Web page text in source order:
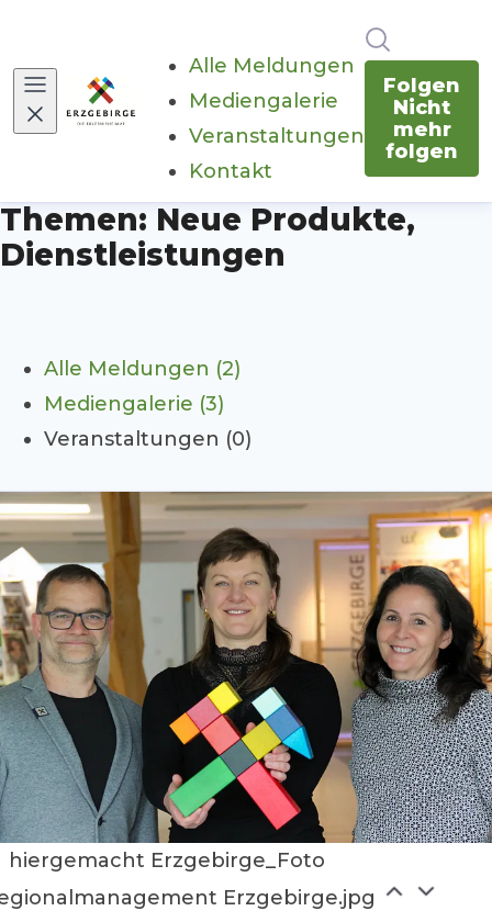
Alle Meldungen
Mediengalerie
Veranstaltungen
Kontakt
Folgen
Nicht
mehr
folgen
Themen: Neue Produkte,
Dienstleistungen
Alle Meldungen (2)
Mediengalerie (3)
Veranstaltungen (0)
hiergemacht Erzgebirge_Foto
Erzgebirge.jpg